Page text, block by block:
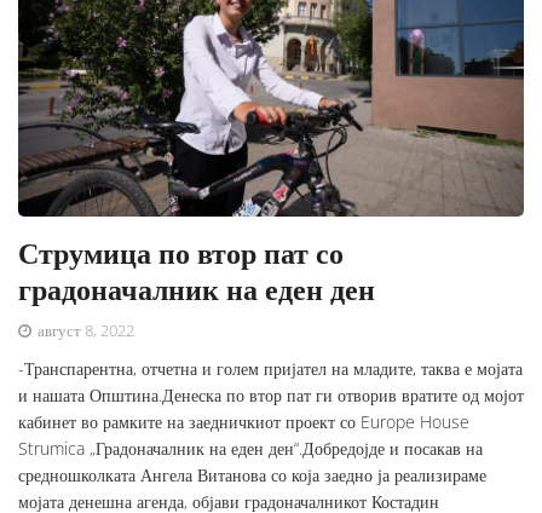
Струмица по втор пат со
градоначалник на еден ден
август 8, 2022
-Транспарентна, отчетна и голем пријател на младите, таква е мојата
и нашата Општина.Денеска по втор пат ги отворив вратите од мојот
кабинет во рамките на заедничкиот проект со Europe House
Strumica „Градоначалник на еден ден“.Добредојде и посакав на
средношколката Ангела Витанова со која заедно ја реализираме
мојата денешна агенда, објави градоначалникот Костадин